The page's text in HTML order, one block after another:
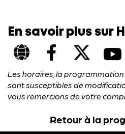
En savoir plus sur
Les horaires, la
sont susceptibles de
vous remercions de votre
Retour à la